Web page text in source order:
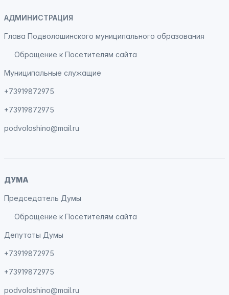
АДМИНИСТРАЦИЯ
Глава Подволошинского муниципального образования
Обращение к Посетителям сайта
Муниципальные служащие
+73919872975
+73919872975
podvoloshino@mail.ru
ДУМА
Председатель Думы
Обращение к Посетителям сайта
Депутаты Думы
+73919872975
+73919872975
podvoloshino@mail.ru